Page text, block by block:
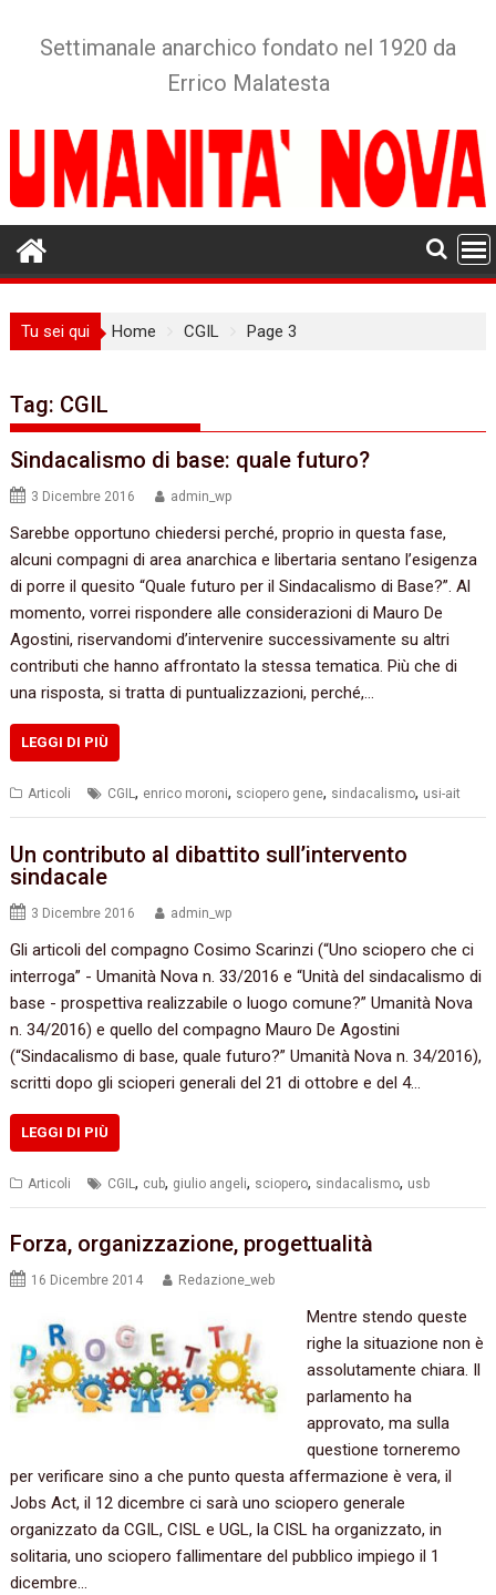
Settimanale anarchico fondato nel 1920 da
Errico Malatesta
Tu sei qui Home CGIL Page 3
Tag: CGIL
Sindacalismo di base: quale futuro?
3 Dicembre 2016 admin_wp
Sarebbe opportuno chiedersi perché, proprio in questa fase,
alcuni compagni di area anarchica e libertaria sentano l’esigenza
di porre il quesito “Quale futuro per il Sindacalismo di Base?”. Al
momento, vorrei rispondere alle considerazioni di Mauro De
Agostini, riservandomi d’intervenire successivamente su altri
contributi che hanno affrontato la stessa tematica. Più che di
una risposta, si tratta di puntualizzazioni, perché,…
LEGGI DI PIÙ
Articoli CGIL, enrico moroni, sciopero gene, sindacalismo, usi-ait
Un contributo al dibattito sull’intervento
sindacale
3 Dicembre 2016 admin_wp
Gli articoli del compagno Cosimo Scarinzi‭ (“‬Uno sciopero che ci
interroga‭” ‬-‭ ‬Umanità Nova n.‭ ‬33/2016‭ ‬e‭ “‬Unità del sindacalismo di
base‭ ‬-‭ ‬prospettiva realizzabile o luogo comune‭?” ‬Umanità Nova
n.‭ ‬34/2016‭) ‬e quello del compagno Mauro De Agostini‭
(“‬Sindacalismo di base,‭ ‬quale futuro‭?” ‬Umanità Nova n.‭ ‬34/2016‭)‬,‭
‬scritti dopo gli scioperi generali del‭ ‬21‭ ‬di ottobre e del‭ ‬4‭…
LEGGI DI PIÙ
Articoli CGIL, cub, giulio angeli, sciopero, sindacalismo, usb
Forza, organizzazione, progettualità
16 Dicembre 2014 Redazione_web
Mentre stendo queste
righe la situazione non è
assolutamente chiara. Il
parlamento ha
approvato, ma sulla
questione torneremo
per verificare sino a che punto questa affermazione è vera, il
Jobs Act, il 12 dicembre ci sarà uno sciopero generale
organizzato da CGIL, CISL e UGL, la CISL ha organizzato, in
solitaria, uno sciopero fallimentare del pubblico impiego il 1
dicembre…